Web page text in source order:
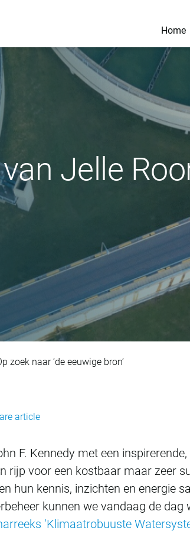
Home
Jelle
zoek naar ‘de eeuwige bron’
article
F. Kennedy met een
rijp voor een kostbaar maar
hun kennis, inzichten en energie
kunnen we vandaag de
‘Klimaatrobuuste